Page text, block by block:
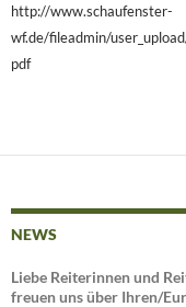
http://www.schaufenster-
wf.de/fileadmin/
pdf
NEWS
Liebe Reiterinnen und
freuen uns über Ihren/